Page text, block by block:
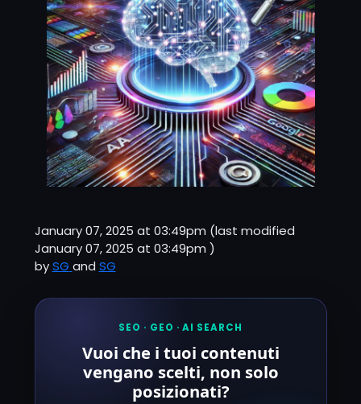
January 07, 2025 at 03:49pm (last modified
January 07, 2025 at 03:49pm )
bySG and SG
SEO · GEO · AI SEARCH
Vuoi che i tuoi contenuti
vengano scelti, non solo
posizionati?